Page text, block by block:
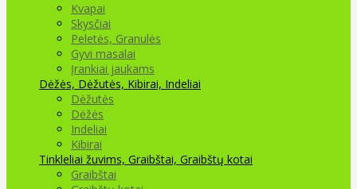
Kvapai
Skysčiai
Peletės, Granulės
Gyvi masalai
Įrankiai jaukams
Dėžės, Dėžutės, Kibirai, Indeliai
Dėžutės
Dėžės
Indeliai
Kibirai
Tinkleliai žuvims, Graibštai, Graibštų kotai
Graibštai